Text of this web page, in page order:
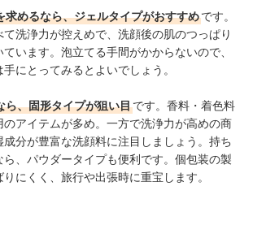
求めるなら、ジェルタイプがおすすめです。
洗浄力が控えめで、洗顔後の肌のつっぱり
います。泡立てる手間がかからないので、
にとってみるとよいでしょう。
ら、固形タイプが狙い目です。香料・着色料
のアイテムが多め。一方で洗浄力が高めの商
分が豊富な洗顔料に注目しましょう。持ち
、パウダータイプも便利です。個包装の製
にくく、旅行や出張時に重宝します。